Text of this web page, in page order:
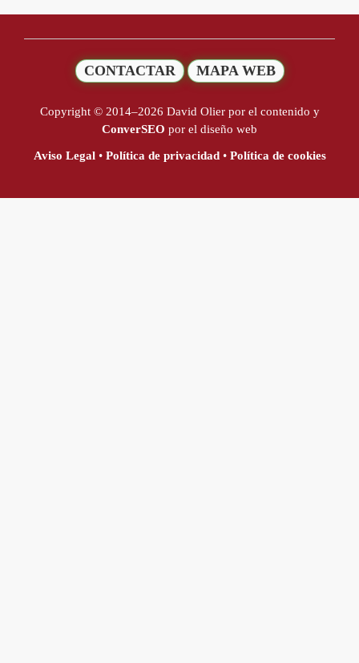
Copyright © 2014–2026 David Olier por el contenido y
ConverSEO por el diseño web
Aviso Legal• Política de privacidad• Política de cookies
CONTACTAR MAPA WEB